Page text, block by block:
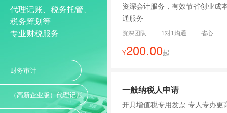
代理记账、税务托管、
税务筹划等
专业财税服务
财务审计
（高新企业版）代理记账
资深会计服务，有效节省创业成
通服务
资深团队 | 1对1沟通 | 省心
¥200.00起
一般纳税人申请
开具增值税专用发票 专人